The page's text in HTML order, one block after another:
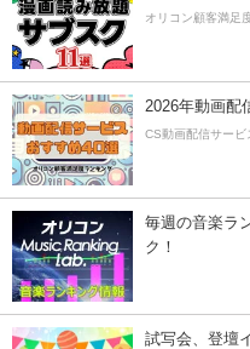
オリコン顧客満足
2026年動画配
CS動画配信サービ
毎週の音楽ラ
ク！
試写会、登壇